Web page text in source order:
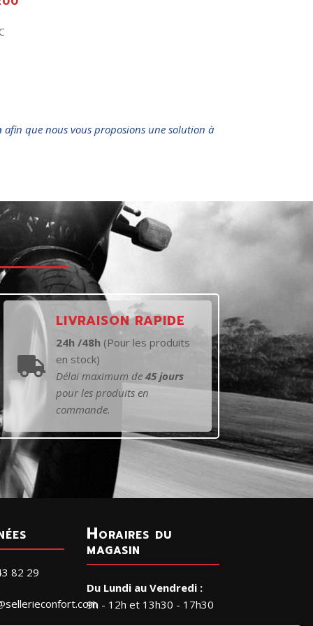
afin que nous vous proposions une solution à

LIVRAISON RAPIDE
24h /48h(Pour les produits
en stock)
Délai maximum de 45 jours
pour les produits en
commande.
82 29
Horaires du
magasin
Du Lundi au Vendredi :
9h - 12h et 13h30 - 17h30